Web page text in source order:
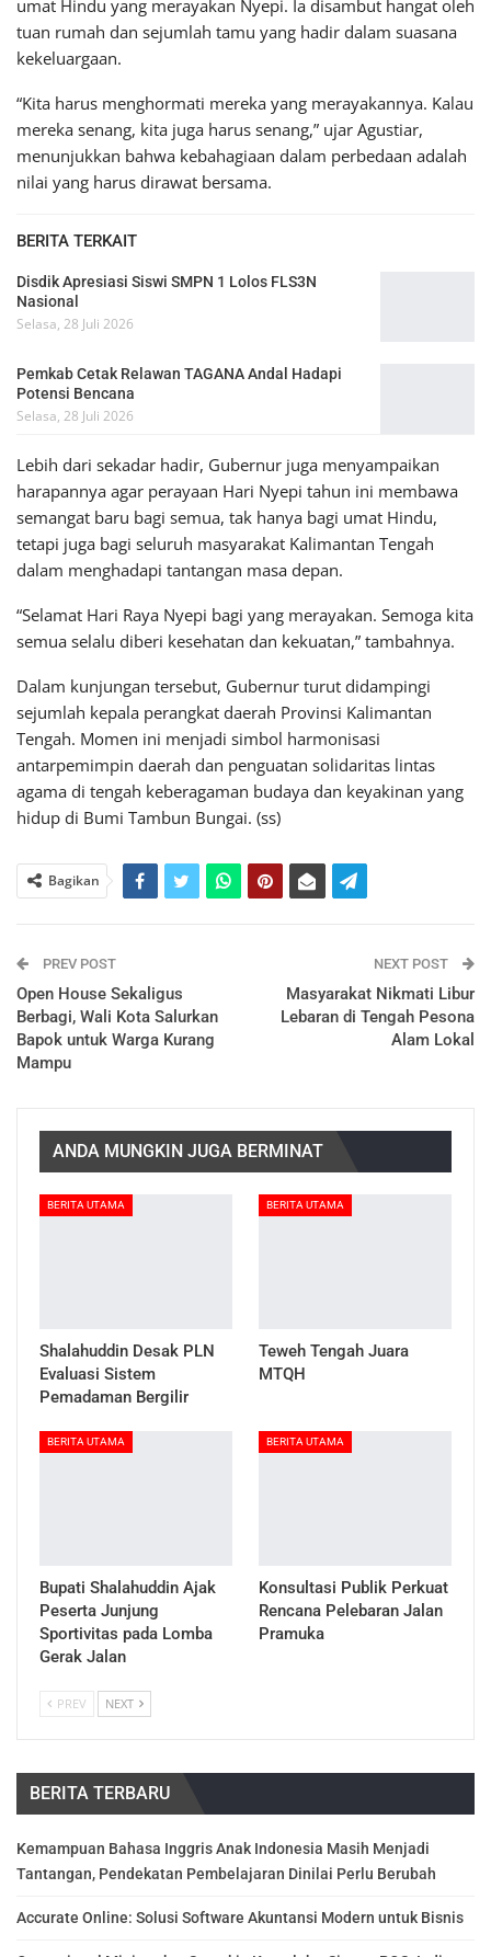
umat Hindu yang merayakan Nyepi. Ia disambut hangat oleh
tuan rumah dan sejumlah tamu yang hadir dalam suasana
kekeluargaan.
“Kita harus menghormati mereka yang merayakannya. Kalau
mereka senang, kita juga harus senang,” ujar Agustiar,
menunjukkan bahwa kebahagiaan dalam perbedaan adalah
nilai yang harus dirawat bersama.
BERITA TERKAIT
Disdik Apresiasi Siswi SMPN 1 Lolos FLS3N
Nasional
Selasa, 28 Juli 2026
Pemkab Cetak Relawan TAGANA Andal Hadapi
Potensi Bencana
Selasa, 28 Juli 2026
Lebih dari sekadar hadir, Gubernur juga menyampaikan
harapannya agar perayaan Hari Nyepi tahun ini membawa
semangat baru bagi semua, tak hanya bagi umat Hindu,
tetapi juga bagi seluruh masyarakat Kalimantan Tengah
dalam menghadapi tantangan masa depan.
“Selamat Hari Raya Nyepi bagi yang merayakan. Semoga kita
semua selalu diberi kesehatan dan kekuatan,” tambahnya.
Dalam kunjungan tersebut, Gubernur turut didampingi
sejumlah kepala perangkat daerah Provinsi Kalimantan
Tengah. Momen ini menjadi simbol harmonisasi
antarpemimpin daerah dan penguatan solidaritas lintas
agama di tengah keberagaman budaya dan keyakinan yang
hidup di Bumi Tambun Bungai. (ss)
Bagikan
PREV POST
Open House Sekaligus
Berbagi, Wali Kota Salurkan
Bapok untuk Warga Kurang
Mampu
NEXT POST
Masyarakat Nikmati Libur
Lebaran di Tengah Pesona
Alam Lokal
ANDA MUNGKIN JUGA BERMINAT
BERITA UTAMA
Shalahuddin Desak PLN
Evaluasi Sistem
Pemadaman Bergilir
BERITA UTAMA
Teweh Tengah Juara
MTQH
BERITA UTAMA
Bupati Shalahuddin Ajak
Peserta Junjung
Sportivitas pada Lomba
Gerak Jalan
BERITA UTAMA
Konsultasi Publik Perkuat
Rencana Pelebaran Jalan
Pramuka
PREV NEXT
BERITA TERBARU
Kemampuan Bahasa Inggris Anak Indonesia Masih Menjadi
Tantangan, Pendekatan Pembelajaran Dinilai Perlu Berubah
Accurate Online: Solusi Software Akuntansi Modern untuk Bisnis